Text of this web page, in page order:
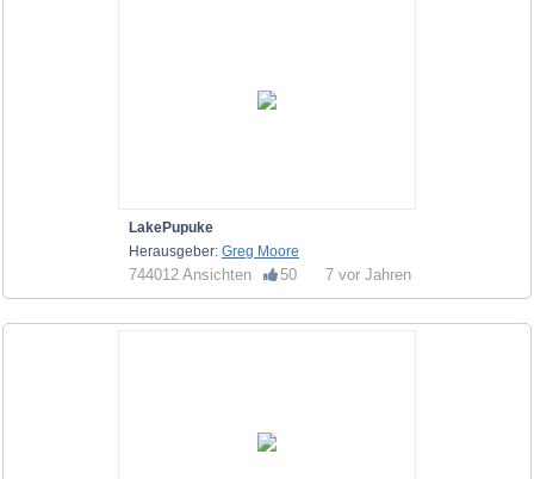
LakePupuke
Herausgeber: Greg Moore
744012 Ansichten 50 7 vor Jahren